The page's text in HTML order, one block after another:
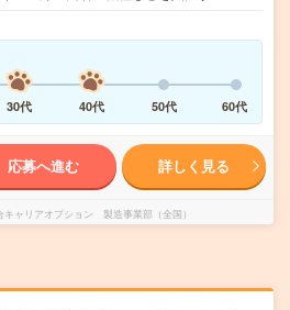
30代 40代 50代 60代
応募へ進む 詳しく見る
キャリアオプション 製造事業部（全国）